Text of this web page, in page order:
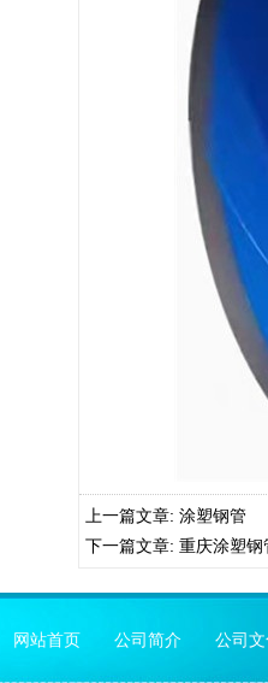
上一篇文章: 涂塑钢管
下一篇文章: 重庆涂塑钢
网站首页 公司简介 公司